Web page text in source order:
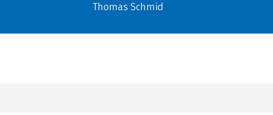
Thomas Schmid